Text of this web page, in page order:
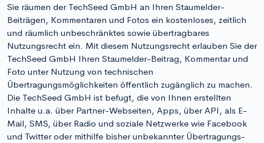
Sie räumen der TechSeed GmbH an Ihren Staumelder-
Beiträgen, Kommentaren und Fotos ein kostenloses, zeitlich
und räumlich unbeschränktes sowie übertragbares
Nutzungsrecht ein. Mit diesem Nutzungsrecht erlauben Sie der
TechSeed GmbH Ihren Staumelder-Beitrag, Kommentar und
Foto unter Nutzung von technischen
Übertragungsmöglichkeiten öffentlich zugänglich zu machen.
Die TechSeed GmbH ist befugt, die von Ihnen erstellten
Inhalte u.a. über Partner-Webseiten, Apps, über API, als E-
Mail, SMS, über Radio und soziale Netzwerke wie Facebook
und Twitter oder mithilfe bisher unbekannter Übertragungs-